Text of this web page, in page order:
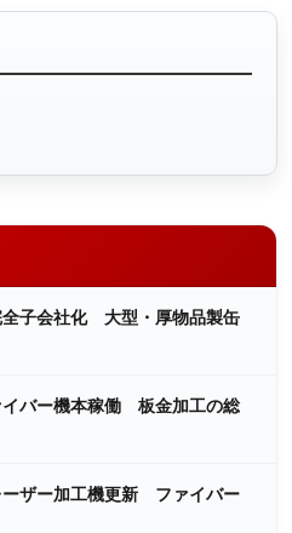
子会社化 大型・厚物品製缶
バー機本稼働 板金加工の総
ーザー加工機更新 ファイバー